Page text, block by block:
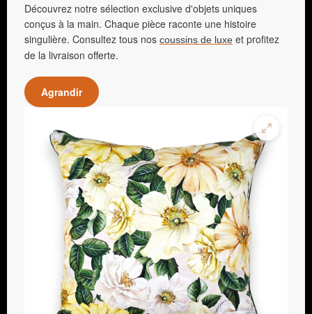
Découvrez notre sélection exclusive d'objets uniques
conçus à la main. Chaque pièce raconte une histoire
singulière. Consultez tous nos coussins de luxe et profitez
de la livraison offerte.
Agrandir